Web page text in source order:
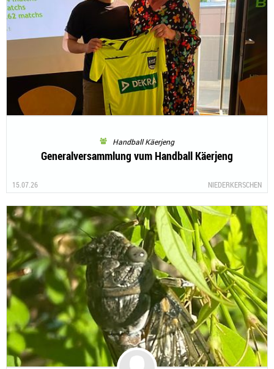
Handball Käerjeng
Generalversammlung vum Handball Käerjeng
15.07.26 NIEDERKERSCHEN